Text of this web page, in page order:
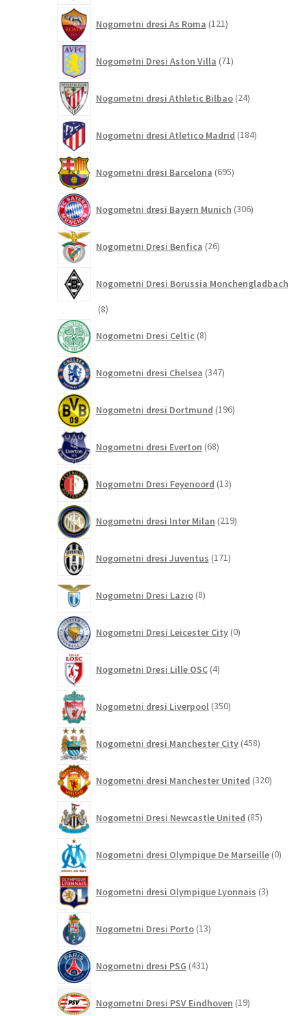
Nogometni dresi As Roma 121izdelkov
Nogometni Dresi Aston Villa 71izdelkov
Nogometni dresi Athletic Bilbao 24izdelkov
Nogometni dresi Atletico Madrid 184izdelkov
Nogometni dresi Barcelona 695izdelkov
Nogometni dresi Bayern Munich 306izdelkov
Nogometni Dresi Benfica 26izdelkov
Nogometni Dresi Borussia Monchengladbach
88
Nogometni Dresi Celtic 8izdelkov
Nogometni dresi Chelsea 347izdelkov
Nogometni dresi Dortmund 196izdelkov
Nogometni dresi Everton 68izdelkov
Nogometni Dresi Feyenoord 13izdelkov
Nogometni dresi Inter Milan 219izdelkov
Nogometni dresi Juventus 171izdelkov
Nogometni Dresi Lazio 8izdelkov
Nogometni Dresi Leicester City 0izdelkov
Nogometni Dresi Lille OSC 4izdelki
Nogometni dresi Liverpool 350izdelkov
Nogometni dresi Manchester City 458izdelkov
Nogometni dresi Manchester United 320izdelkov
Nogometni Dresi Newcastle United 85izdelkov
Nogometni dresi Olympique De Marseille 0
Nogometni dresi Olympique Lyonnais 3izdelki
Nogometni Dresi Porto 13izdelkov
Nogometni dresi PSG 431izdelkov
Nogometni Dresi PSV Eindhoven 19izdelkov